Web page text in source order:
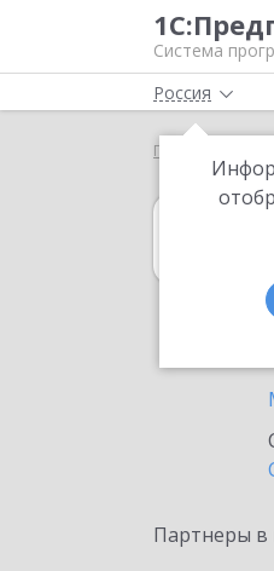
Система
Россия
Главная
Партнеры в